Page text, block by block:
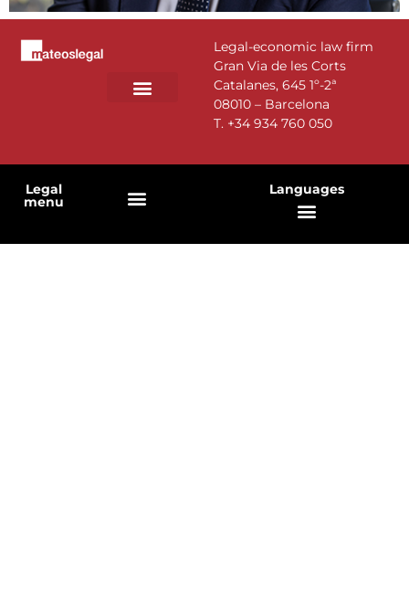
Legal-economic law firm
Gran Via de les Corts
Catalanes, 645 1º-2ª
08010 – Barcelona
T. +34 934 760 050
Legal
menu
Languages